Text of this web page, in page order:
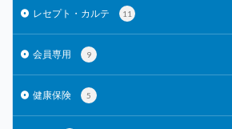
レセプト・カルテ 11
会員専用 9
健康保険 5